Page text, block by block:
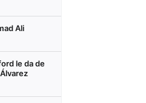
Ali
le da de